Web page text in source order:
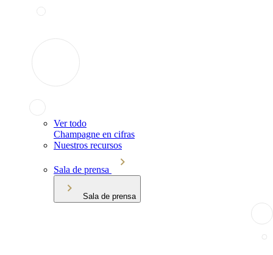
Ver todo
Champagne en cifras
Nuestros recursos
Sala de prensa
Sala de prensa